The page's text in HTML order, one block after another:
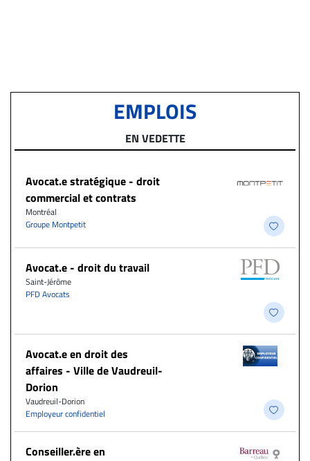
EMPLOIS
EN VEDETTE
Avocat.e stratégique - droit
commercial et contrats
Montréal
Groupe Montpetit
Avocat.e - droit du travail
Saint-Jérôme
PFD Avocats
Avocat.e en droit des
affaires - Ville de Vaudreuil-
Dorion
Vaudreuil-Dorion
Employeur confidentiel
Conseiller.ère en